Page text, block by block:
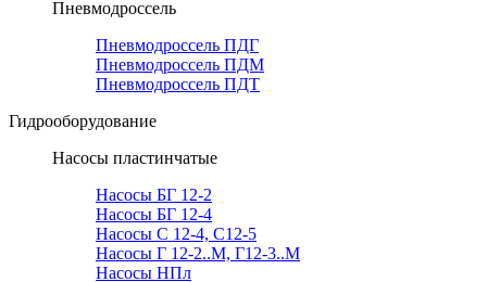
Пневмодроссель
Пневмодроссель ПДГ
Пневмодроссель ПДМ
Пневмодроссель ПДТ
Гидрооборудование
Насосы пластинчатые
Насосы БГ 12-2
Насосы БГ 12-4
Насосы С 12-4, С12-5
Насосы Г 12-2..М, Г12-3..М
Насосы НПл